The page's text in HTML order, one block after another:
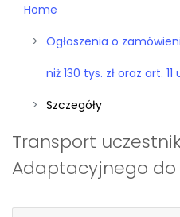
Home
Ogłoszenia o
niż 130 tys. zł oraz art. 11
Szczegóły
Transport
Adaptacyjnego do